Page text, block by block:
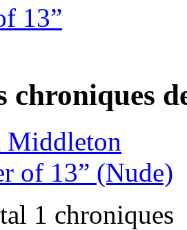
13”
chroniques
Middleton
of 13” (Nude)
1 chroniques